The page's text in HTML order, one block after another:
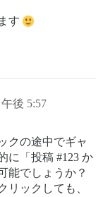
す
後 5:57
クの途中でギャ
に「投稿 #123 か
能でしょうか？
リックしても、